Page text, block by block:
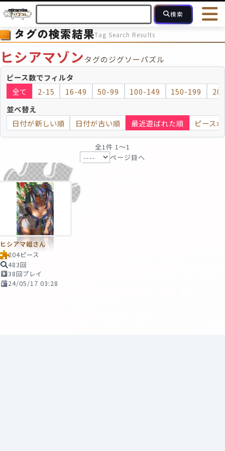
検索
HOME 会員登録
ヘルプ
最近投稿され
ピース数 2～15 16～49 50～99 100
モザイク モザイクのみ
タグの検索結果Tag Search Results
ヒシアマゾンタグのジグソーパズル
ピース数でフィルタ
全て
2-15 16-49 50-99 100-149 150-199
並べ替え
日付が新しい順
日付が古い順 最近遊ばれた順 ピース
全1件 1〜1
ページ目へ
ヒシアマ姐さん
204ピース
483回
38回プレイ
24/05/17 03:28